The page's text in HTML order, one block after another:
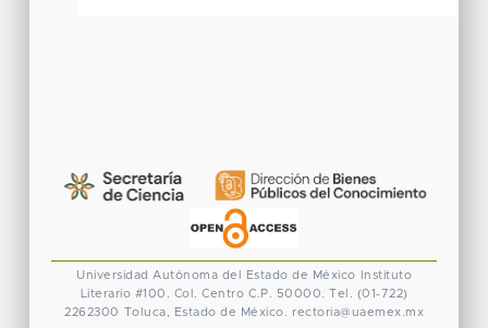
Universidad Autónoma del Estado de México
Instituto
Literario #100. Col. Centro C.P. 50000. Tel. (01-722)
2262300 Toluca, Estado de México. rectoria@uaemex.mx